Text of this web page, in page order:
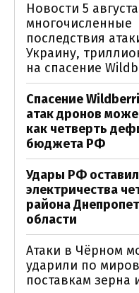
Новости 5
многочисленные
последствия
Украину,
на спасение
Спасение
атак дронов
как четверть
бюджета РФ
Удары РФ
электричества
района
области
Атаки в Чёрном
ударили по
поставкам зерна